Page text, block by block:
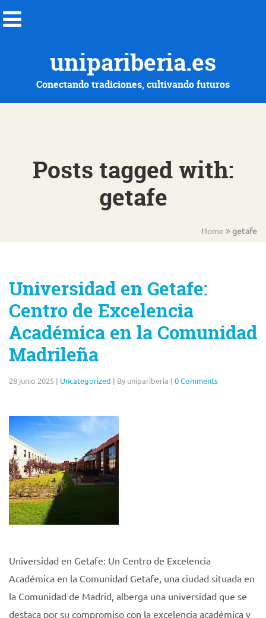
unipariberia.es
Conectando tradiciones, cultivando futuros
Posts tagged with:
getafe
Home getafe
Universidad en Getafe:
Centro de Excelencia
Académica en la Comunidad
Madrileña
28 junio 2025 | Uncategorized | By unipariberia | 0 Comments
Universidad en Getafe: Un Centro de Excelencia
Académica en la Comunidad Getafe, una ciudad situada en
la Comunidad de Madrid, alberga una universidad que se
destaca por su compromiso con la excelencia académica y